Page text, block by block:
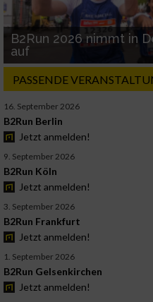
B2Run 2026 nimmt in
auf
PASSENDE
16. September 2026
B2Run Berlin
Jetzt anmelden!
9. September 2026
B2Run Köln
Jetzt anmelden!
3. September 2026
B2Run Frankfurt
Jetzt anmelden!
1. September 2026
B2Run Gelsenkirchen
Jetzt anmelden!